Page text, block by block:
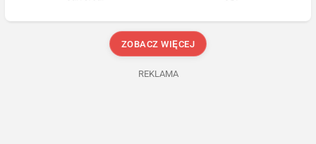
ZOBACZ WIĘCEJ
REKLAMA